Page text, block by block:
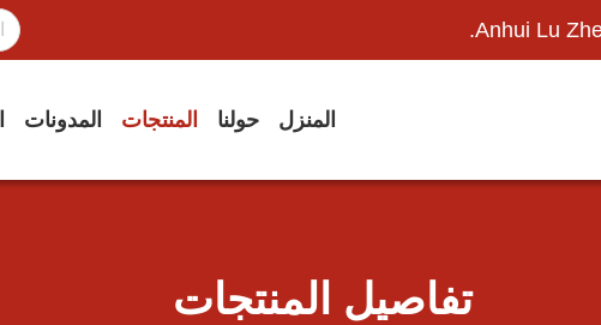
Anhui Lu
المنزل حولنا المنتجات المدونات
تفاصيل المنتجات